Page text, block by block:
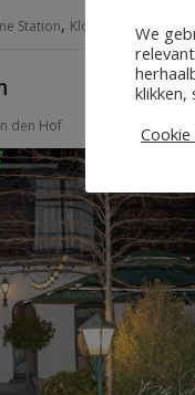
Station, Kloosterhaar muziek
den Hof
We
klikken,